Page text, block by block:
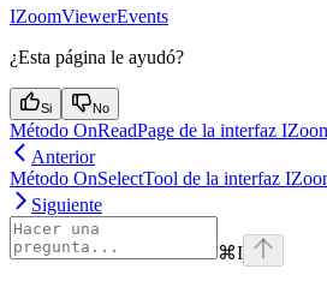
IZoomViewerEvents
¿Esta página le ayudó?
Si No
Método OnReadPage de la interfaz
Anterior
Método OnSelectTool de la interfaz
Siguiente
⌘I